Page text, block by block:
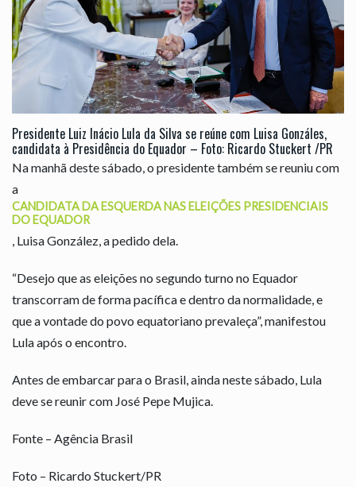
Presidente Luiz Inácio Lula da Silva se reúne com Luisa Gonzáles,
candidata à Presidência do Equador – Foto: Ricardo Stuckert /PR
Na manhã deste sábado, o presidente também se reuniu com
a
CANDIDATA DA ESQUERDA NAS ELEIÇÕES PRESIDENCIAIS
DO EQUADOR
, Luisa González, a pedido dela.
“Desejo que as eleições no segundo turno no Equador
transcorram de forma pacífica e dentro da normalidade, e
que a vontade do povo equatoriano prevaleça”, manifestou
Lula após o encontro.
Antes de embarcar para o Brasil, ainda neste sábado, Lula
deve se reunir com José Pepe Mujica.
Fonte – Agência Brasil
Foto – Ricardo Stuckert/PR